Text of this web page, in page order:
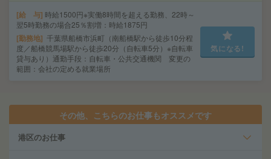
給 与 時給1500円※実働8時間を超える勤務、22時～
翌5時勤務の場合25％割増：時給1875円
勤務地 千葉県船橋市浜町（南船橋駅から徒歩10分程
度／船橋競馬場駅から徒歩20分（自転車5分）※自転車
貸与あり）通勤手段：自転車・公共交通機関 変更の
範囲：会社の定める就業場所
気になる!
その他、こちらのお仕事もオススメです
港区のお仕事